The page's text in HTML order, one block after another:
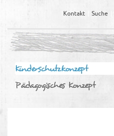
Kontakt Suche
Kinderschutzkonzept
Pädagogisches Konzept